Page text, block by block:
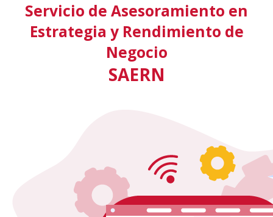
Servicio de Asesoramiento en
Estrategia y Rendimiento de
Negocio
SAERN